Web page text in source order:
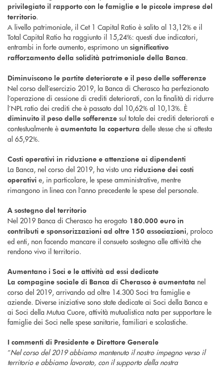
privilegiato il rapporto con le famiglie e le piccole imprese del
territorio.
A livello patrimoniale, il Cet 1 Capital Ratio è salito al 13,12% e il
Total Capital Ratio ha raggiunto il 15,24%: questi due indicatori,
entrambi in forte aumento, esprimono un significativo
rafforzamento della solidità patrimoniale della Banca.
Diminuiscono le partite deteriorate e il peso delle sofferenze
Nel corso dell’esercizio 2019, la Banca di Cherasco ha perfezionato
l’operazione di cessione di crediti deteriorati, con la finalità di ridurre
l’NPL ratio dei crediti che è passato dal 10,62% al 10,13%. È
diminuito il peso delle sofferenze sul totale dei crediti deteriorati e
contestualmente è aumentata la copertura delle stesse che si attesta
al 65,92%.
Costi operativi in riduzione e attenzione ai dipendenti
La Banca, nel corso del 2019, ha visto una riduzione dei costi
operativi e, in particolare, le spese amministrative, mentre
rimangono in linea con l’anno precedente le spese del personale.
A sostegno del territorio
Nel 2019 Banca di Cherasco ha erogato 180.000 euro in
contributi e sponsorizzazioni ad oltre 150 associazioni, proloco
ed enti, non facendo mancare il consueto sostegno alle attività che
rendono vivo il territorio.
Aumentano i Soci e le attività ad essi dedicate
La compagine sociale di Banca di Cherasco è aumentata nel
corso del 2019, arrivando ad oltre 14.300 Soci tra famiglie e
aziende. Diverse iniziative sono state dedicate ai Soci della Banca e
ai Soci della Mutua Cuore, attività mutualistica nata per supportare le
famiglie dei Soci nelle spese sanitarie, familiari e scolastiche.
I commenti di Presidente e Direttore Generale
“Nel corso del 2019 abbiamo mantenuto il nostro impegno verso il
territorio e abbiamo lavorato, con il supporto della nostra